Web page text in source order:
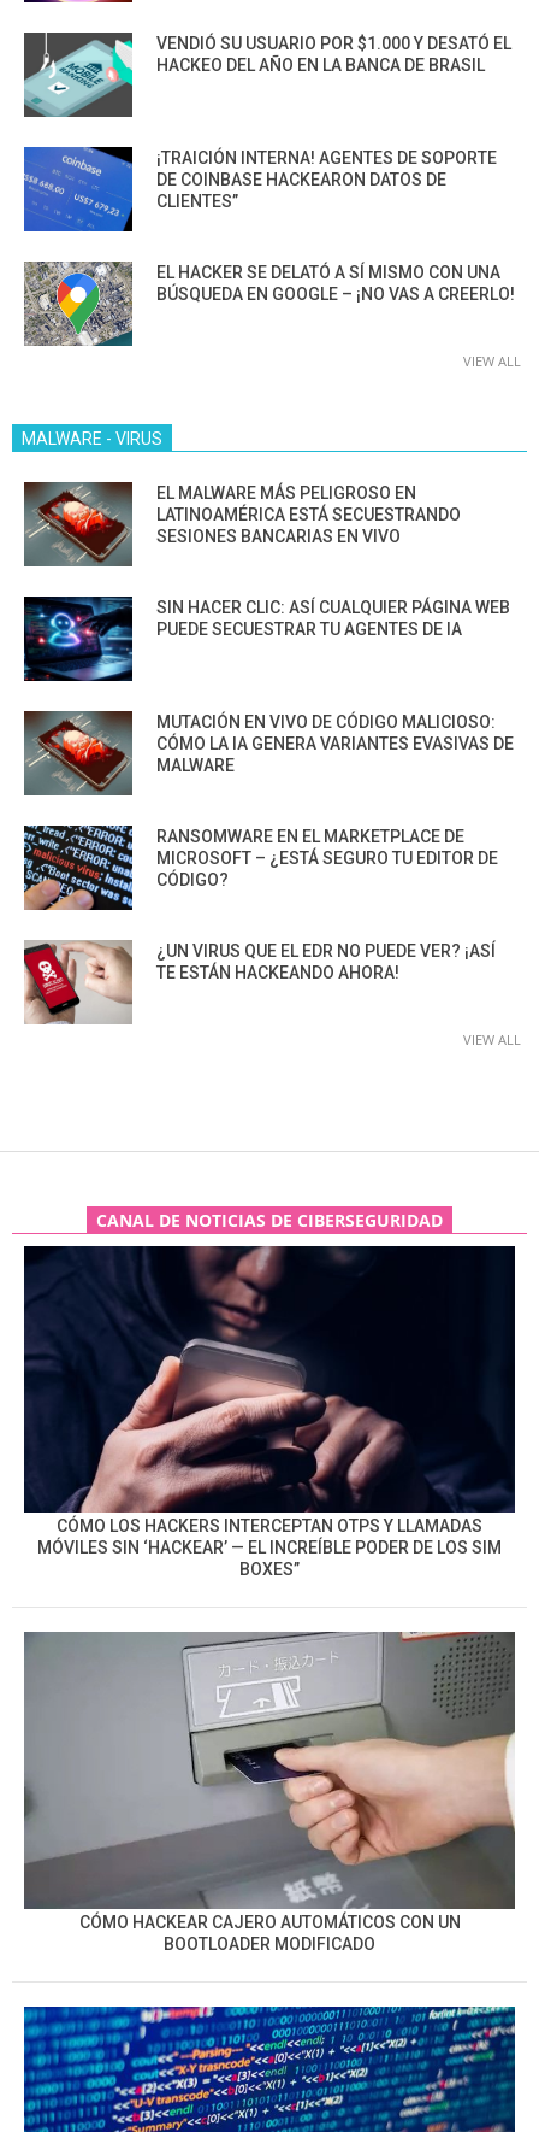
VENDIÓ SU USUARIO POR $1.000 Y DESATÓ EL
HACKEO DEL AÑO EN LA BANCA DE BRASIL
¡TRAICIÓN INTERNA! AGENTES DE SOPORTE
DE COINBASE HACKEARON DATOS DE
CLIENTES”
EL HACKER SE DELATÓ A SÍ MISMO CON UNA
BÚSQUEDA EN GOOGLE – ¡NO VAS A CREERLO!
VIEW ALL
MALWARE - VIRUS
EL MALWARE MÁS PELIGROSO EN
LATINOAMÉRICA ESTÁ SECUESTRANDO
SESIONES BANCARIAS EN VIVO
SIN HACER CLIC: ASÍ CUALQUIER PÁGINA WEB
PUEDE SECUESTRAR TU AGENTES DE IA
MUTACIÓN EN VIVO DE CÓDIGO MALICIOSO:
CÓMO LA IA GENERA VARIANTES EVASIVAS DE
MALWARE
RANSOMWARE EN EL MARKETPLACE DE
MICROSOFT – ¿ESTÁ SEGURO TU EDITOR DE
CÓDIGO?
¿UN VIRUS QUE EL EDR NO PUEDE VER? ¡ASÍ
TE ESTÁN HACKEANDO AHORA!
VIEW ALL
CANAL DE NOTICIAS DE CIBERSEGURIDAD
CÓMO LOS HACKERS INTERCEPTAN OTPS Y LLAMADAS
MÓVILES SIN ‘HACKEAR’ — EL INCREÍBLE PODER DE LOS SIM
BOXES”
CÓMO HACKEAR CAJERO AUTOMÁTICOS CON UN
BOOTLOADER MODIFICADO